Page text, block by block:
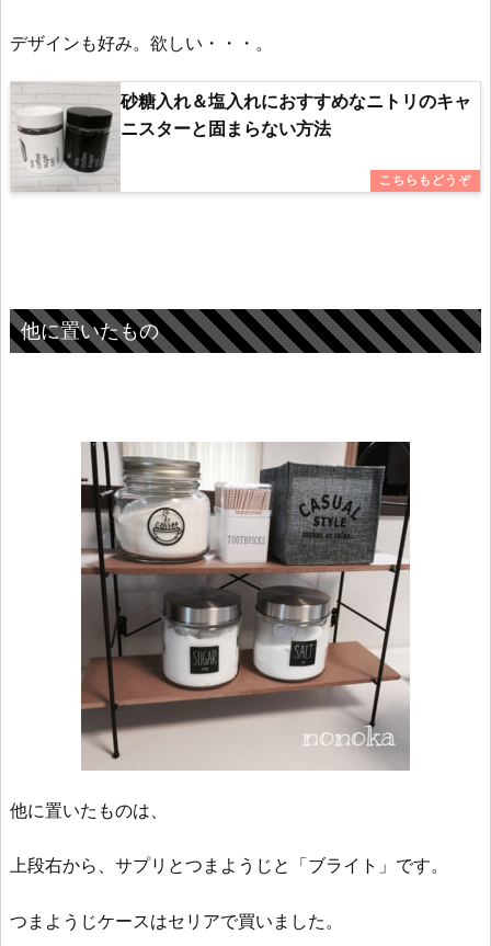
デザインも好み。欲しい・・・。
砂糖入れ＆塩入れにおすすめなニトリのキャ
ニスターと固まらない方法
他に置いたもの
他に置いたものは、
上段右から、サプリとつまようじと「ブライト」です。
つまようじケースはセリアで買いました。